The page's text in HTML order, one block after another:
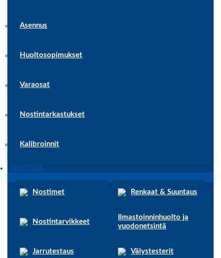
Asennus
Huoltosopimukset
Varaosat
Nostintarkastukset
Kalibroinnit
TUOTTEET
Nostimet Renkaat & Suuntaus
Nostintarvikkeet
Ilmastoinninhuolto ja
vuodonetsintä
Jarrutestaus Välystesterit